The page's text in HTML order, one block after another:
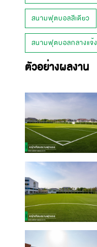
สนามฟุตบอลสีเดียว
สนามฟุตบอลกลางแจ้ง
ตัวอย่างผลงาน